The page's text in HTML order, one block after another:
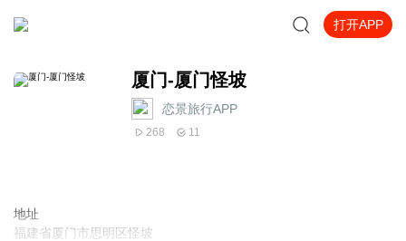
打开APP
厦门-厦门怪坡
恋景旅行APP
268 11
地址
福建省厦门市思明区怪坡